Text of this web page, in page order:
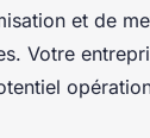
et de
Votre